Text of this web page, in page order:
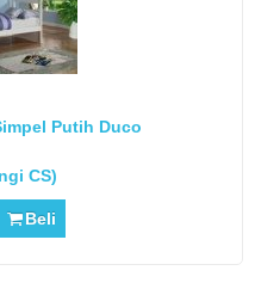
Putih Duco
CS)
Beli